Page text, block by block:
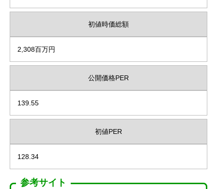
初値時価総額
2,308百万円
公開価格PER
139.55
初値PER
128.34
参考サイト